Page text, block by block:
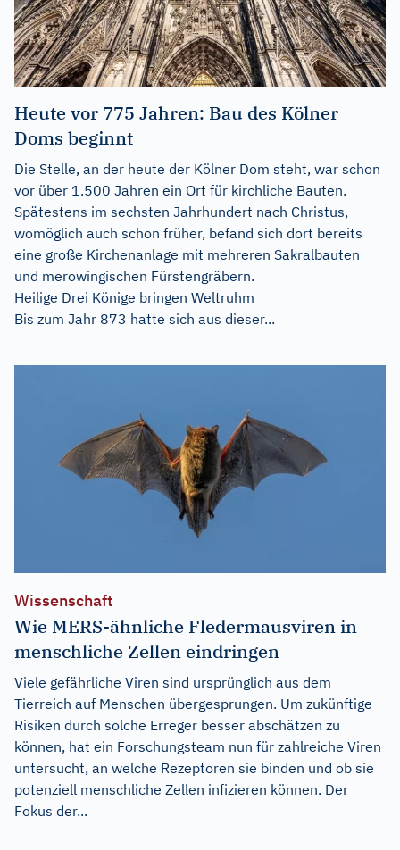
Heute vor 775 Jahren: Bau des Kölner
Doms beginnt
Die Stelle, an der heute der Kölner Dom steht, war schon
vor über 1.500 Jahren ein Ort für kirchliche Bauten.
Spätestens im sechsten Jahrhundert nach Christus,
womöglich auch schon früher, befand sich dort bereits
eine große Kirchenanlage mit mehreren Sakralbauten
und merowingischen Fürstengräbern.
Heilige Drei Könige bringen Weltruhm
Bis zum Jahr 873 hatte sich aus dieser...
Wissenschaft
Wie MERS-ähnliche Fledermausviren in
menschliche Zellen eindringen
Viele gefährliche Viren sind ursprünglich aus dem
Tierreich auf Menschen übergesprungen. Um zukünftige
Risiken durch solche Erreger besser abschätzen zu
können, hat ein Forschungsteam nun für zahlreiche Viren
untersucht, an welche Rezeptoren sie binden und ob sie
potenziell menschliche Zellen infizieren können. Der
Fokus der...